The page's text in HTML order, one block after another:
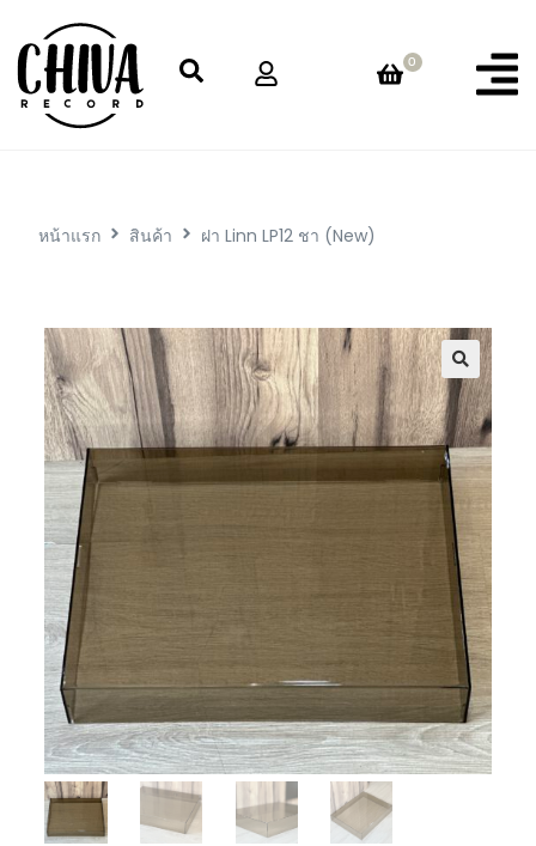
0
หน้าแรก สินค้า ฝา Linn LP12 ชา (New)